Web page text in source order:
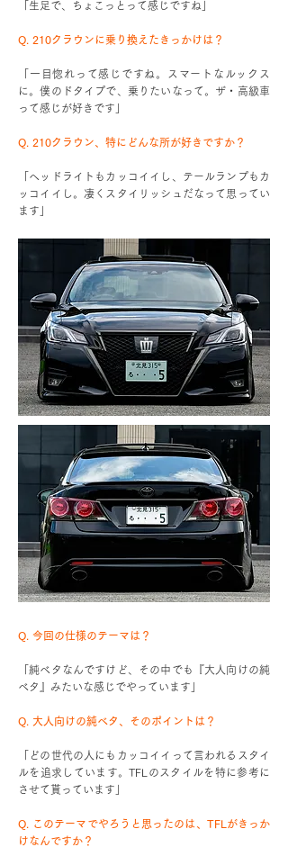
「生足で、ちょこっとって感じですね」
Q. 210クラウンに乗り換えたきっかけは？
「一目惚れって感じですね。スマートなルックス
に。僕のドタイプで、乗りたいなって。ザ・高級車
って感じが好きです」
Q. 210クラウン、特にどんな所が好きですか？
「ヘッドライトもカッコイイし、テールランプもカ
ッコイイし。凄くスタイリッシュだなって思ってい
ます」
Q. 今回の仕様のテーマは？
「純ベタなんですけど、その中でも『大人向けの純
ベタ』みたいな感じでやっています」
Q. 大人向けの純ベタ、そのポイントは？
「どの世代の人にもカッコイイって言われるスタイ
ルを追求しています。TFLのスタイルを特に参考に
させて貰っています」
Q. このテーマでやろうと思ったのは、TFLがきっか
けなんですか？